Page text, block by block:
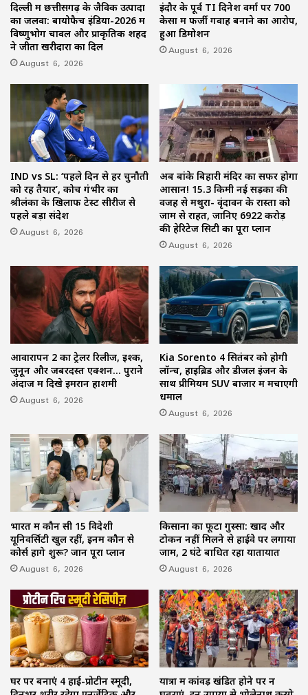
दिल्ली में छत्तीसगढ़ के जैविक उत्पादों
का जलवा: बायोफैच इंडिया-2026 में
विष्णुभोग चावल और प्राकृतिक शहद
ने जीता खरीदारों का दिल
August 6, 2026
इंदौर के पूर्व TI दिनेश वर्मा पर 700
केसों में फर्जी गवाह बनाने का आरोप,
हुआ डिमोशन
August 6, 2026
IND vs SL: ‘पहले दिन से हर चुनौती
को रहें तैयार’, कोच गंभीर का
श्रीलंका के खिलाफ टेस्ट सीरीज से
पहले बड़ा संदेश
August 6, 2026
अब बांके बिहारी मंदिर का सफर होगा
आसान! 15.3 किमी नई सड़कों की
वजह से मथुरा- वृंदावन के रास्तों को
जाम से राहत, जानिए 6922 करोड़
की हेरिटेज सिटी का पूरा प्लान
August 6, 2026
आवारापन 2 का ट्रेलर रिलीज, इश्क,
जुनून और जबरदस्त एक्शन… पुराने
अंदाज में दिखे इमरान हाशमी
August 6, 2026
Kia Sorento 4 सितंबर को होगी
लॉन्च, हाइब्रिड और डीजल इंजन के
साथ प्रीमियम SUV बाजार में मचाएगी
धमाल
August 6, 2026
भारत में कौन सी 15 विदेशी
यूनिवर्सिटी खुल रहीं, इनमें कौन से
कोर्स होंगे शुरू? जानें पूरा प्लान
August 6, 2026
किसानों का फूटा गुस्सा: खाद और
टोकन नहीं मिलने से हाईवे पर लगाया
जाम, 2 घंटे बाधित रहा यातायात
August 6, 2026
घर पर बनाएं 4 हाई-प्रोटीन स्मूदी,
यात्रा में कांवड़ खंडित होने पर न